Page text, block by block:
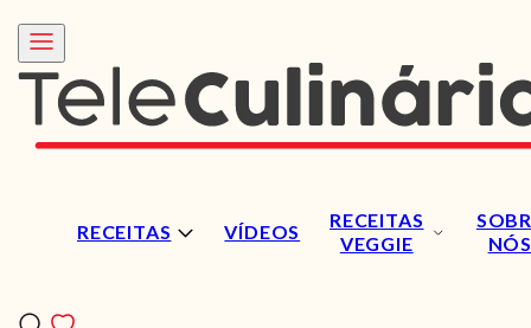
RECEITAS VÍDEOS
RECEITAS
VEGGIE
NÓS